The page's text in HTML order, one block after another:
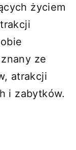
życiem
ze
atrakcji
i zabytków.